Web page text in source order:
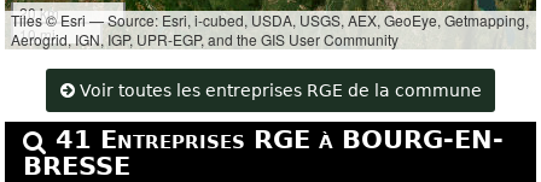
20 km
10 mi
Tiles © Esri — Source: Esri, i-cubed, USDA, USGS, AEX, GeoEye, Getmapping,
Aerogrid, IGN, IGP, UPR-EGP, and the GIS User Community
Voir toutes les entreprises RGE de la commune
41 Entreprises RGE à BOURG-EN-
BRESSE